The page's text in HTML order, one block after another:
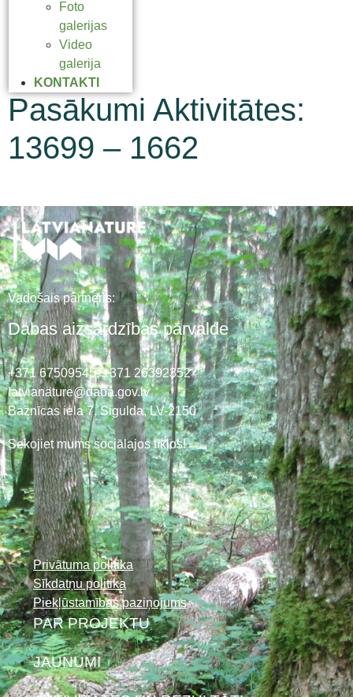
Foto
galerijas
Video
galerija
KONTAKTI
Pasākumi Aktivitātes:
13699 – 1662
Vadošais partneris:
Dabas aizsardzības pārvalde
+371 67509545,+371 26392352
latvianature@daba.gov.lv
Baznīcas iela 7, Sigulda, LV-2150
Sekojiet mums sociālajos tīklos!
Privātuma politika
Sīkdatņu politika
Piekļūstamības paziņojums
PAR PROJEKTU
JAUNUMI